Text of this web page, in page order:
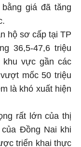
giá đã tăng
hộ sơ cấp tại TP
36,5-47,6 triệu
khu vực gần các
mốc 50 triệu
là khó xuất hiện
rất lớn của thị
Đồng Nai khi
triển khai thực